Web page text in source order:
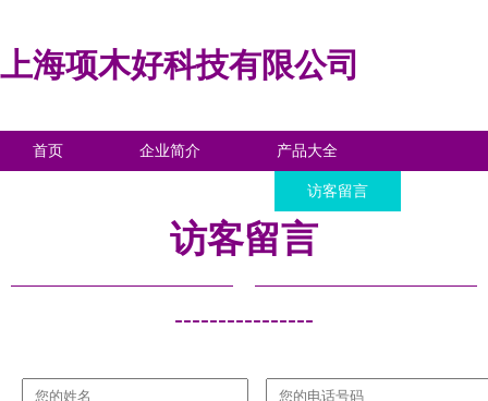
上海项木好科技有限公司
首页 企业简介 产品大全
访客留言
访客留言
----------------